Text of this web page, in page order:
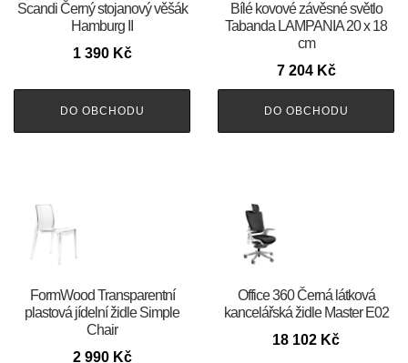
Scandi Černý stojanový věšák
Hamburg II
1 390 Kč
DO OBCHODU
Bílé kovové závěsné světlo
Tabanda LAMPANIA 20 x 18
cm
7 204 Kč
DO OBCHODU
FormWood Transparentní
plastová jídelní židle Simple
Chair
2 990 Kč
Office 360 Černá látková
kancelářská židle Master E02
18 102 Kč